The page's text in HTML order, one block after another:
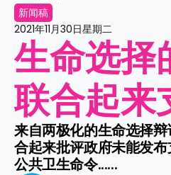
新闻稿
2021年11月30日星期二
生命选择
联合起来
来自两极化的生命选择
合起来批评政府未能发
公共卫生命令......